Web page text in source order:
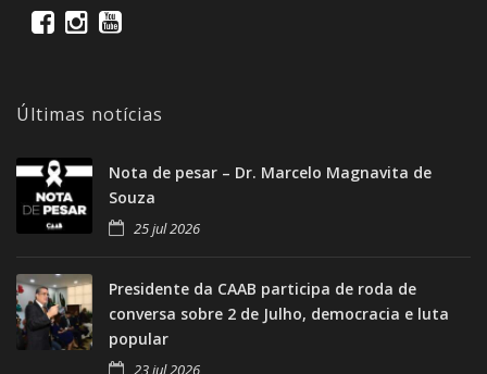
Últimas notícias
Nota de pesar – Dr. Marcelo Magnavita de
Souza
25 jul 2026
Presidente da CAAB participa de roda de
conversa sobre 2 de Julho, democracia e luta
popular
23 jul 2026